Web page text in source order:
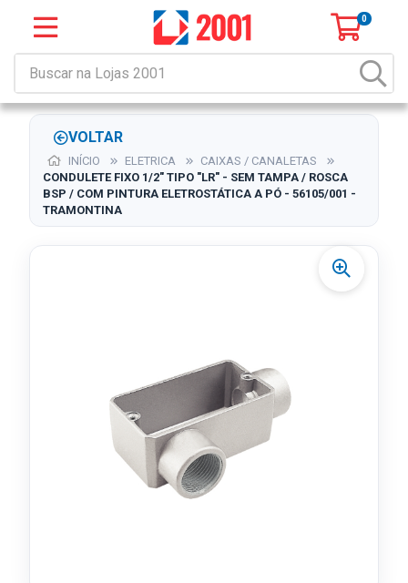
0
VOLTAR
INÍCIO ELETRICA
CAIXAS / CANALETAS
CONDULETE FIXO 1/2" TIPO "LR" - SEM TAMPA / ROSCA
BSP / COM PINTURA ELETROSTÁTICA A PÓ - 56105/001 -
TRAMONTINA